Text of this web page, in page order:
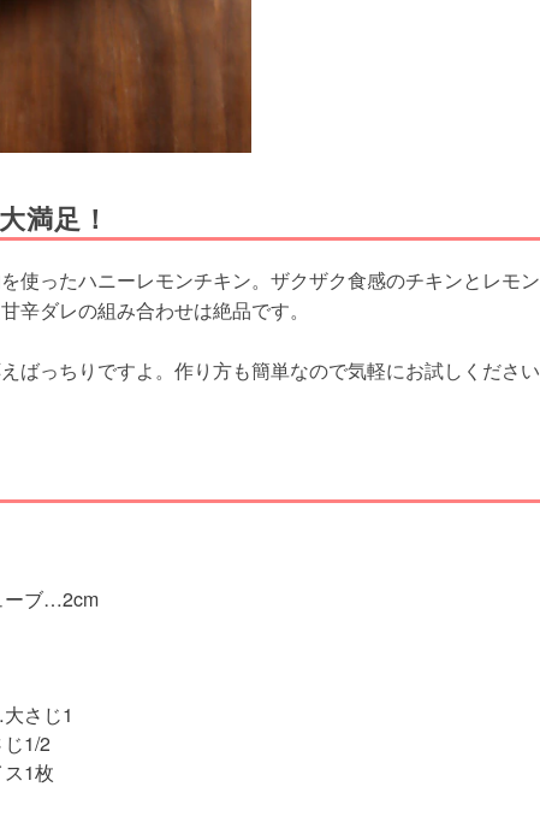
満足！
使ったハニーレモンチキン。ザクザク食感のチキンとレモン
辛ダレの組み合わせは絶品です。
ばっちりですよ。作り方も簡単なので気軽にお試しください
ーブ…2cm
さじ1
1/2
1枚